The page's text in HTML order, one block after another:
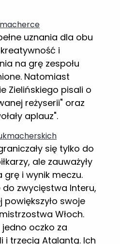
uznania dla obu
i
na grę zespołu
Natomiast
Zielińskiego pisali o
reżyserii" oraz
aplauz".
się tylko do
ale zauważyły
grę i wynik meczu.
do zwycięstwa Interu,
swoje
Włoch.
oczko za
i trzecią Atalantą. Ich